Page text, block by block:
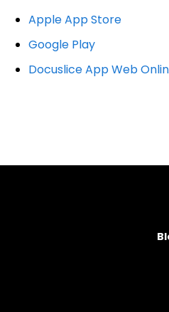
Apple App Store
Google Play
Docuslice App Web